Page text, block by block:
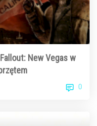
New Vegas w
0